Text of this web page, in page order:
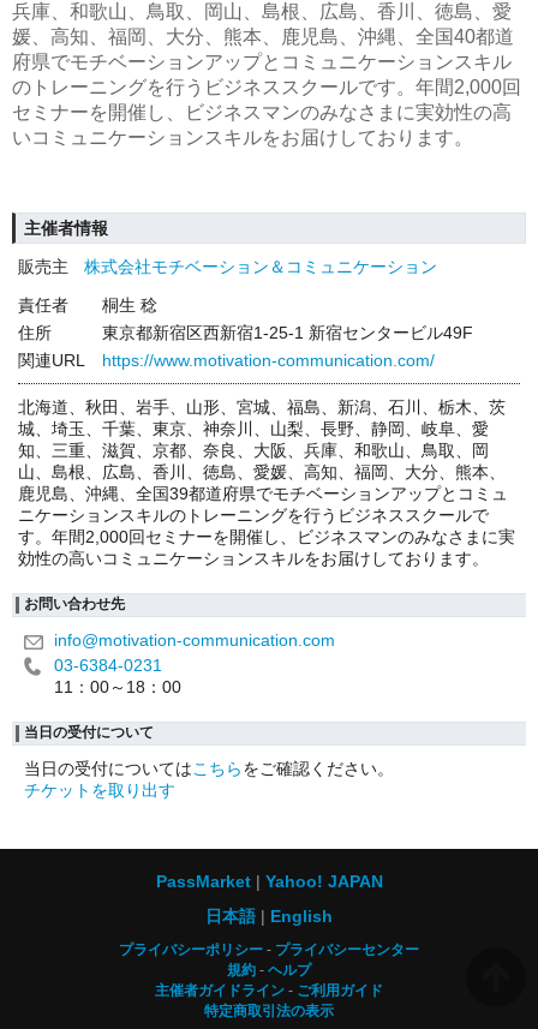
兵庫、和歌山、鳥取、岡山、島根、広島、香川、徳島、愛
媛、高知、福岡、大分、熊本、鹿児島、沖縄、全国40都道
府県でモチベーションアップとコミュニケーションスキル
のトレーニングを行うビジネススクールです。年間2,000回
セミナーを開催し、ビジネスマンのみなさまに実効性の高
いコミュニケーションスキルをお届けしております。
主催者情報
販売主
株式会社モチベーション＆コミュニケーション
責任者
桐生 稔
住所
東京都新宿区西新宿1-25-1 新宿センタービル49F
関連URL
https://www.motivation-communication.com/
北海道、秋田、岩手、山形、宮城、福島、新潟、石川、栃木、茨
城、埼玉、千葉、東京、神奈川、山梨、長野、静岡、岐阜、愛
知、三重、滋賀、京都、奈良、大阪、兵庫、和歌山、鳥取、岡
山、島根、広島、香川、徳島、愛媛、高知、福岡、大分、熊本、
鹿児島、沖縄、全国39都道府県でモチベーションアップとコミュ
ニケーションスキルのトレーニングを行うビジネススクールで
す。年間2,000回セミナーを開催し、ビジネスマンのみなさまに実
効性の高いコミュニケーションスキルをお届けしております。
お問い合わせ先
info@motivation-communication.com
03-6384-0231
11：00～18：00
当日の受付について
当日の受付についてはこちらをご確認ください。
チケットを取り出す
PassMarket
Yahoo! JAPAN
日本語
English
プライバシーポリシー
プライバシーセンター
規約
ヘルプ
主催者ガイドライン
ご利用ガイド
特定商取引法の表示